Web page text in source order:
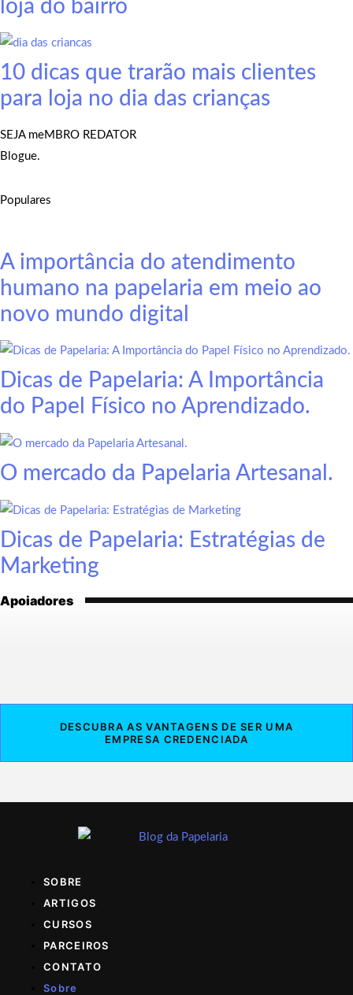
loja do bairro
10 dicas que trarão mais clientes
para loja no dia das crianças
SEJA meMBRO REDATOR
Blogue.
Populares
A importância do atendimento
humano na papelaria em meio ao
novo mundo digital
Dicas de Papelaria: A Importância
do Papel Físico no Aprendizado.
O mercado da Papelaria Artesanal.
Dicas de Papelaria: Estratégias de
Marketing
Apoiadores
DESCUBRA AS VANTAGENS DE SER UMA
EMPRESA CREDENCIADA
SOBRE
ARTIGOS
CURSOS
PARCEIROS
CONTATO
Sobre